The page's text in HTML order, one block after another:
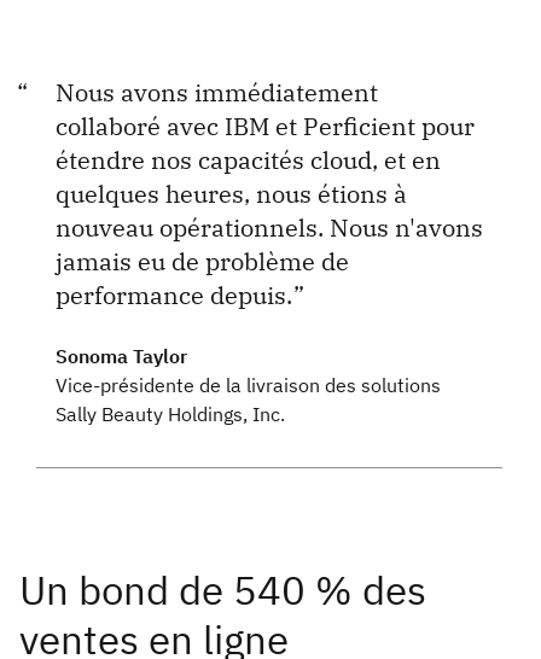
Nous avons immédiatement
collaboré avec IBM et Perficient pour
étendre nos capacités cloud, et en
quelques heures, nous étions à
nouveau opérationnels. Nous n'avons
jamais eu de problème de
performance depuis.
Sonoma Taylor
Vice-présidente de la livraison des solutions
Sally Beauty Holdings, Inc.